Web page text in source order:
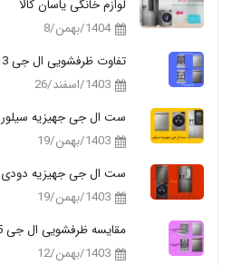
لوازم خانگی یاسان کالا
1404/بهمن/8
تفاوت ظرفشویی ال جی 513 با 512
1403/اسفند/26
ست ال جی جهیزیه سیلور
1403/بهمن/19
ست ال جی جهیزیه دودی
1403/بهمن/19
1403/بهمن/12